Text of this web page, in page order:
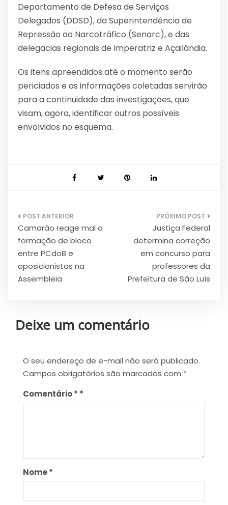
Departamento de Defesa de Serviços
Delegados (DDSD), da Superintendência de
Repressão ao Narcotráfico (Senarc), e das
delegacias regionais de Imperatriz e Açailândia.
Os itens apreendidos até o momento serão
periciados e as informações coletadas servirão
para a continuidade das investigações, que
visam, agora, identificar outros possíveis
envolvidos no esquema.
Navegação
de
Post
Camarão reage mal a
formação de bloco
entre PCdoB e
oposicionistas na
Assembleia
Justiça Federal
determina correção
em concurso para
professores da
Prefeitura de São Luís
Deixe um comentário
O seu endereço de e-mail não será publicado.
Campos obrigatórios são marcados com *
Comentário*
Nome*